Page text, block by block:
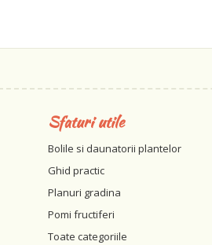
Sfaturi utile
Bolile si daunatorii plantelor
Ghid practic
Planuri gradina
Pomi fructiferi
Toate categoriile